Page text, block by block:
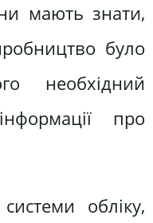
мають знати,
було
необхідний
про
обліку,